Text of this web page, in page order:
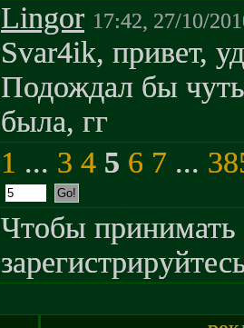
Lingor 17:42, 27/10/
Svar4ik, привет,
Подождал бы
была, гг
1 ... 3 4 5 6 7 ...
Чтобы принимать